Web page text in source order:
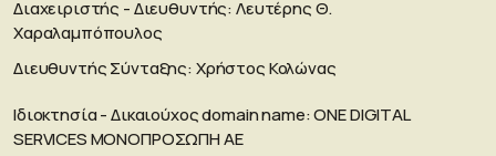
Διαχειριστής - Διευθυντής: Λευτέρης Θ.
Χαραλαμπόπουλος
Διευθυντής Σύνταξης: Χρήστος Κολώνας
Ιδιοκτησία - Δικαιούχος domain name: ΟΝΕ DIGITAL
SERVICES MONOΠΡΟΣΩΠΗ ΑΕ